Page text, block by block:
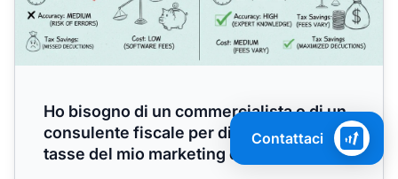
Ho bisogno di un commercialista o di un
consulente fiscale per dichiarare le
tasse del mio marketing di affiliazione?
Contattaci